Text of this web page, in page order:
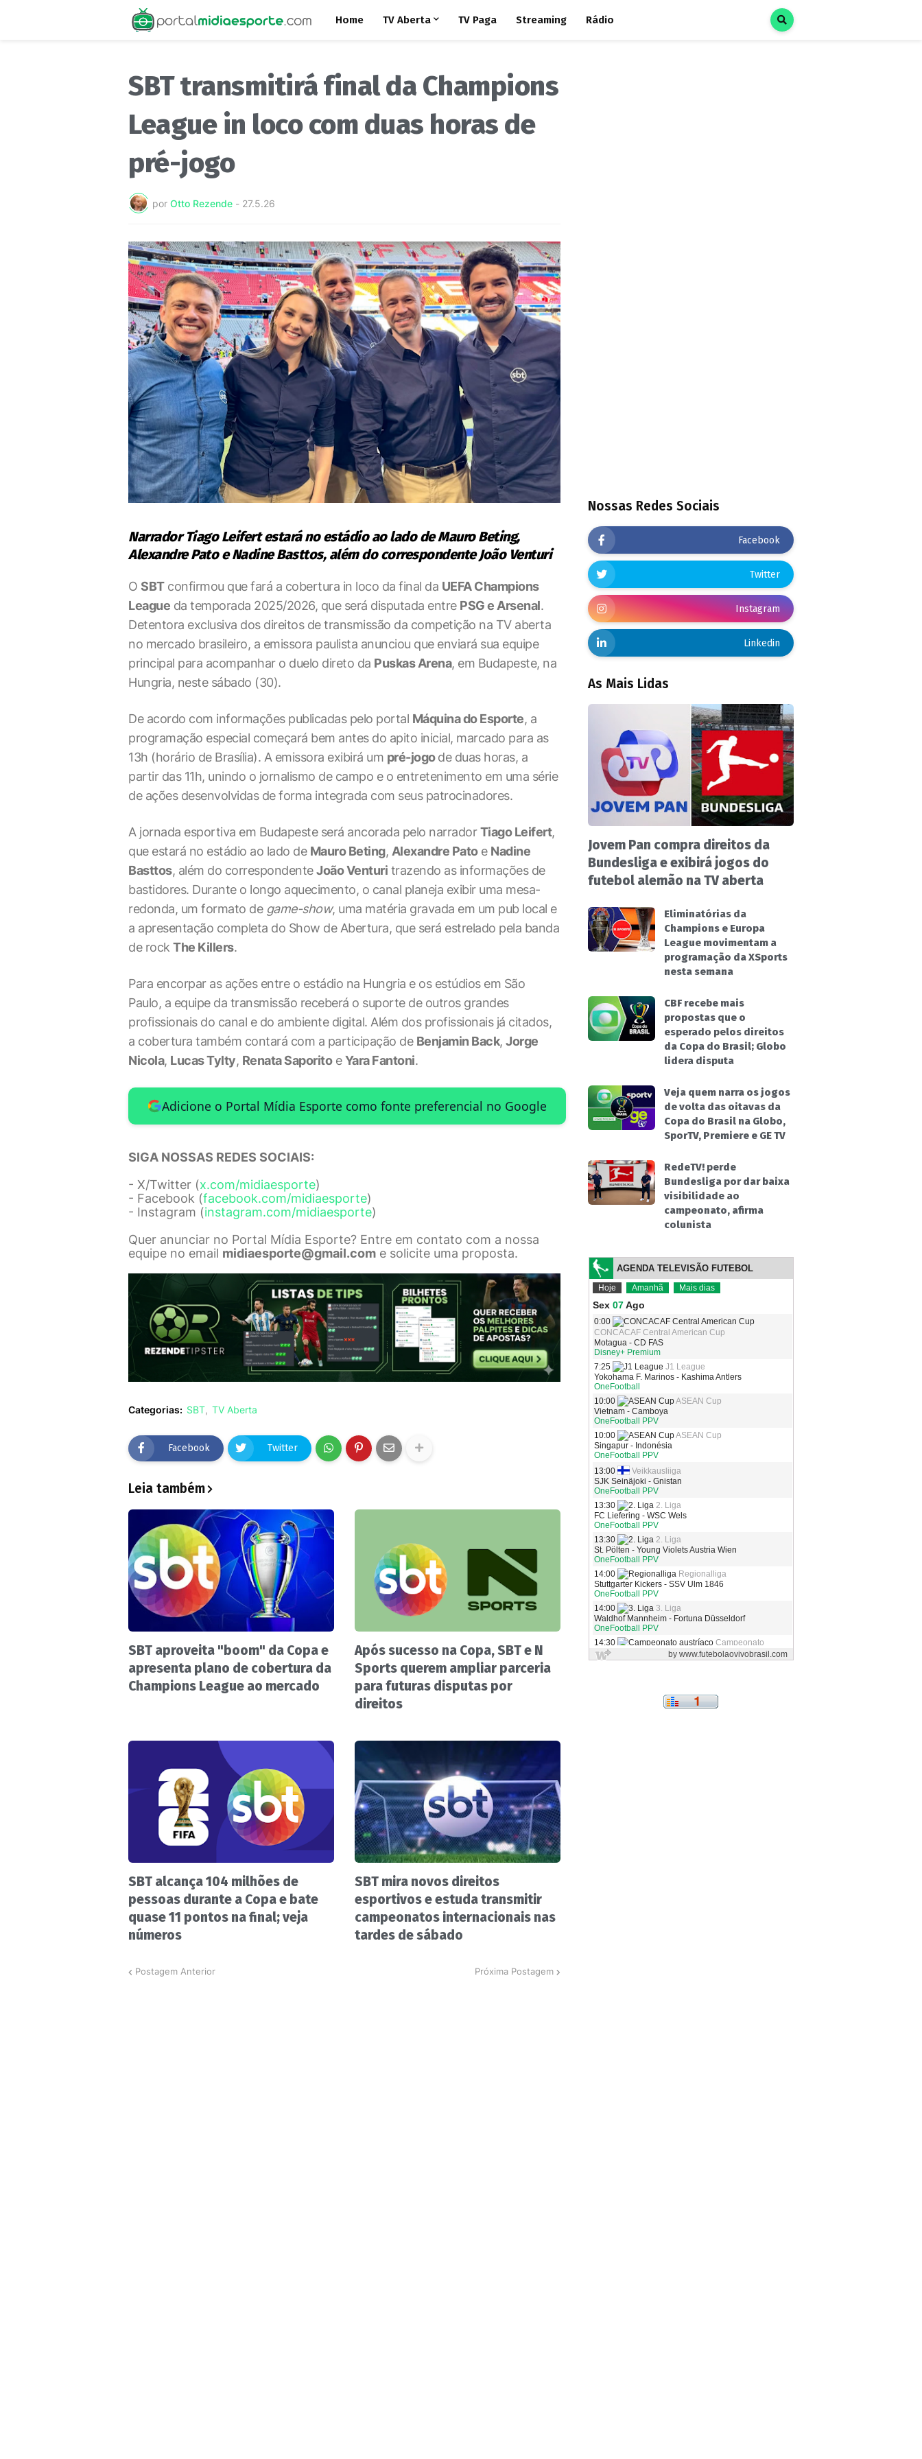
Home TV Aberta TV Paga Streaming Rádio
SBT transmitirá final da Champions
League in loco com duas horas de
pré-jogo
por Otto Rezende - 27.5.26
Narrador Tiago Leifert estará no estádio ao lado de Mauro Beting,
Alexandre Pato e Nadine Basttos, além do correspondente João Venturi
O SBTconfirmou que fará a cobertura in loco da final da UEFA Champions
League da temporada 2025/2026, que será disputada entre PSG e Arsenal.
Detentora exclusiva dos direitos de transmissão da competição na TV aberta
no mercado brasileiro, a emissora paulista anunciou que enviará sua equipe
principal para acompanhar o duelo direto da Puskas Arena, em Budapeste, na
Hungria, neste sábado (30).
De acordo com informações publicadas pelo portal Máquina do Esporte, a
programação especial começará bem antes do apito inicial, marcado para as
13h (horário de Brasília). A emissora exibirá um pré-jogode duas horas, a
partir das 11h, unindo o jornalismo de campo e o entretenimento em uma série
de ações desenvolvidas de forma integrada com seus patrocinadores.
A jornada esportiva em Budapeste será ancorada pelo narradorTiago Leifert,
que estará no estádio ao lado de Mauro Beting, Alexandre Patoe Nadine
Basttos, além do correspondenteJoão Venturi trazendo as informações de
bastidores. Durante o longo aquecimento, o canal planeja exibir uma mesa-
redonda, um formato de game-show, uma matéria gravada em um pub local e
a apresentação completa do Show de Abertura, que será estrelado pela banda
de rock The Killers.
Para encorpar as ações entre o estádio na Hungria e os estúdios em São
Paulo, a equipe da transmissão receberá o suporte de outros grandes
profissionais do canal e do ambiente digital. Além dos profissionais já citados,
a cobertura também contará com a participação de Benjamin Back, Jorge
Nicola, Lucas Tylty, Renata SaporitoeYara Fantoni.
Adicione o Portal Mídia Esporte como fonte preferencial no Google
SIGA NOSSAS REDES SOCIAIS:
- X/Twitter (x.com/midiaesporte)
- Facebook (facebook.com/midiaesporte)
- Instagram (instagram.com/midiaesporte)
Quer anunciar no Portal Mídia Esporte? Entre em contato com a nossa
equipe no email midiaesporte@gmail.com e solicite uma proposta.
Categorias: SBT TV Aberta
Facebook Twitter
Leia também
SBT aproveita "boom" da Copa e
apresenta plano de cobertura da
Champions League ao mercado
Após sucesso na Copa, SBT e N
Sports querem ampliar parceria
para futuras disputas por
direitos
SBT alcança 104 milhões de
pessoas durante a Copa e bate
quase 11 pontos na final; veja
números
SBT mira novos direitos
esportivos e estuda transmitir
campeonatos internacionais nas
tardes de sábado
Postagem Anterior Próxima Postagem
Nossas Redes Sociais
Facebook
Twitter
Instagram
Linkedin
As Mais Lidas
Jovem Pan compra direitos da
Bundesliga e exibirá jogos do
futebol alemão na TV aberta
Eliminatórias da
Champions e Europa
League movimentam a
programação da XSports
nesta semana
CBF recebe mais
propostas que o
esperado pelos direitos
da Copa do Brasil; Globo
lidera disputa
Veja quem narra os jogos
de volta das oitavas da
Copa do Brasil na Globo,
SporTV, Premiere e GE TV
RedeTV! perde
Bundesliga por dar baixa
visibilidade ao
campeonato, afirma
colunista